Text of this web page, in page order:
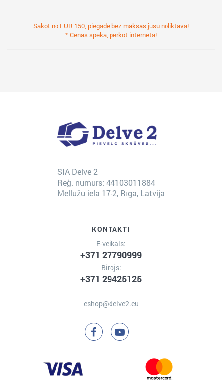
Sākot no EUR 150, piegāde bez maksas jūsu noliktavā!
* Cenas spēkā, pērkot internetā!
SIA Delve 2
Reģ. numurs: 44103011884
Mellužu iela 17-2, Rīga, Latvija
KONTAKTI
E-veikals:
+371 27790999
Birojs:
+371 29425125
eshop@delve2.eu